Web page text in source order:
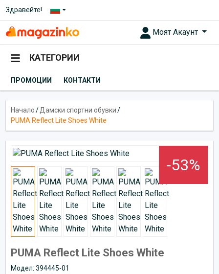
Здравейте!
Моят Акаунт
КАТЕГОРИИ
ПРОМОЦИИ КОНТАКТИ
Начало/Дамски спортни обувки/
PUMA Reflect Lite Shoes White
-53%
PUMA Reflect Lite Shoes White
Модел: 394445-01